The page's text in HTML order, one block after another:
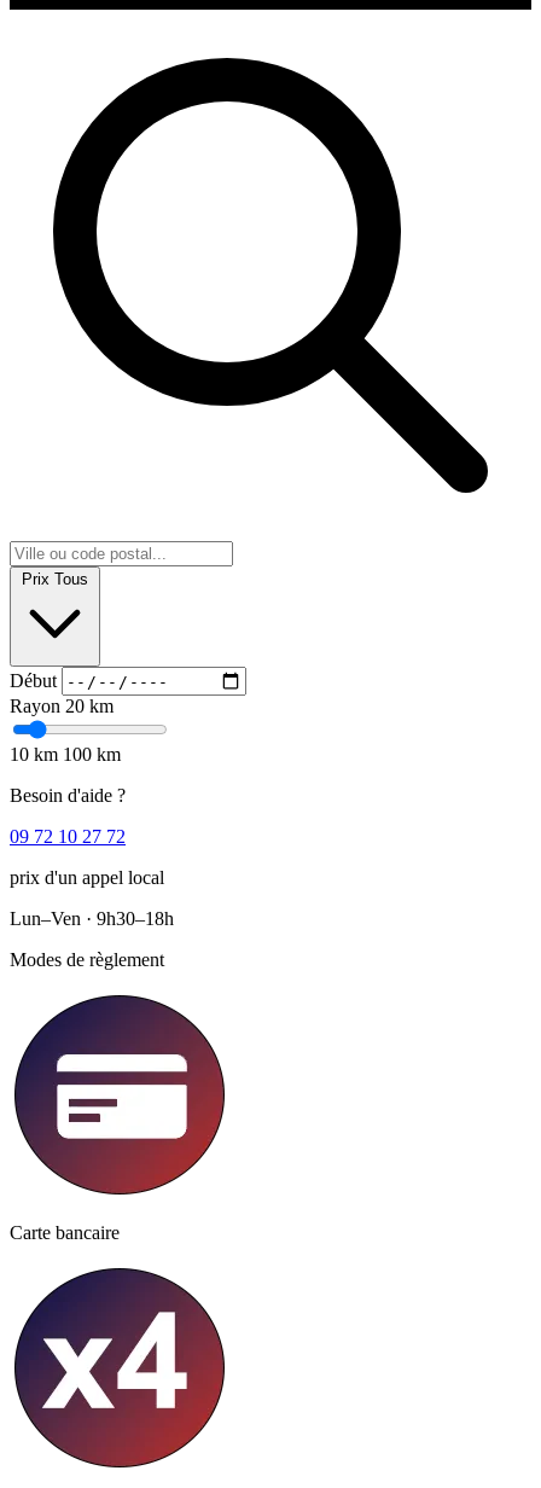
Prix Tous
Début
Rayon 20 km
10 km 100 km
Besoin d'aide ?
09 72 10 27 72
prix d'un appel local
Lun–Ven · 9h30–18h
Modes de règlement
Carte bancaire